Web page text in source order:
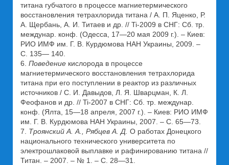
титана губчатого в процессе магниетермического
восстановления тетрахлорида титана / А. П. Яценко, Р.
А. Щербань, А. И. Титаев и др. // Ti-2009 в СНГ: Сб. тр.
междунар. конф. (Одесса, 17—20 мая 2009 г.). – Киев:
РИО ИМФ им. Г. В. Курдюмова НАН Украины, 2009. –
С. 135— 140.
6. Поведение кислорода в процессе
магниетермического восстановления тетрахлорида
титана при его поступлении в реактор из различных
источников / С. И. Давыдов, Л. Я. Шварцман, К. Л.
Феофанов и др. // Ti-2007 в СНГ: Сб. тр. междунар.
конф. (Ялта, 15—18 апреля, 2007 г.). – Киев: РИО ИМФ
им. Г. В. Курдюмова НАН Украины, 2007. – С. 65—73.
7. Троянский А. А., Рябцев А. Д. О работах Донецкого
национального технического университета по
электрошлаковой выплавке и рафинированию титана //
Титан. – 2007. – № 1. – С. 28—31.